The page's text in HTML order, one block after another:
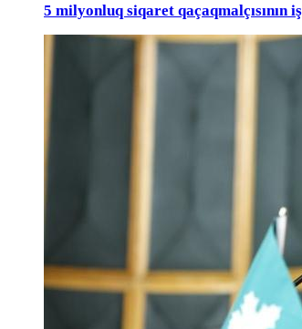
5 milyonluq siqaret